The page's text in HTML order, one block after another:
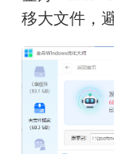
移大文件，